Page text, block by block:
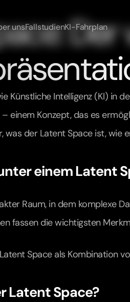
unsFallstudienKI-Fahrplan
Künstliche Intelligenz (KI) in
einem Konzept, das es
was der Latent Space ist,
einem Latent
Raum, in dem komplexe
fassen die wichtigsten
Space als Kombination
Latent Space?